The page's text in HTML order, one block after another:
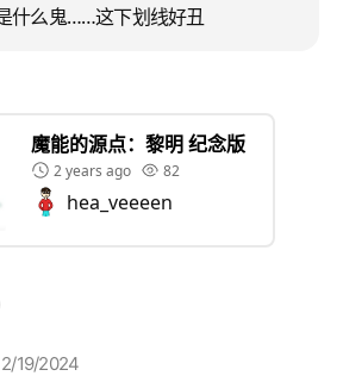
什么鬼……这下划线好丑
魔能的源点：黎明 纪念版
2 years ago 82
hea_veeeen
19/2024